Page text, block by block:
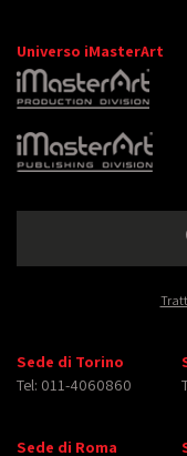
Universo iMasterArt
Sede di Torino
Tel: 011-4060860
Sede di Roma